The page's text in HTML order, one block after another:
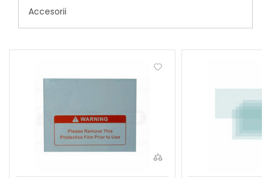
Accesorii